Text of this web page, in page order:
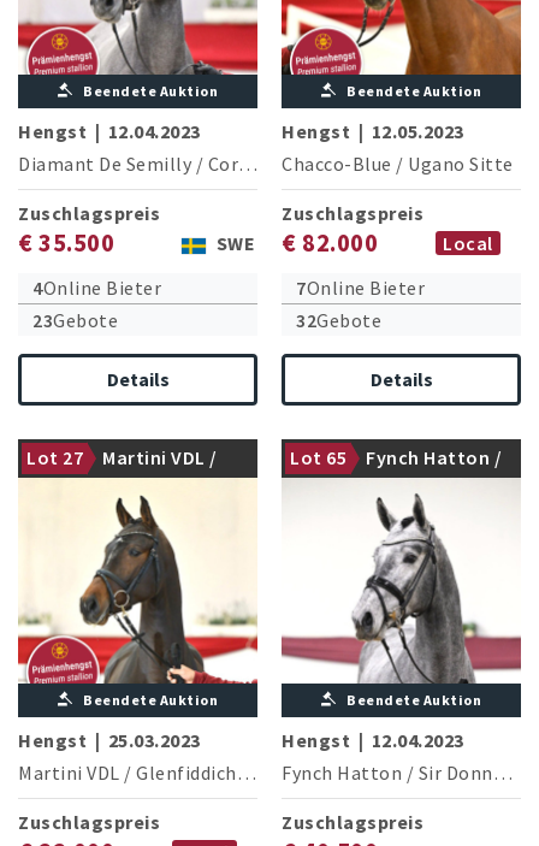
Beendete Auktion
Hengst | 12.04.2023
Diamant De Semilly / Cornet Obolensky (Windows v.h.Costersv.)
Zuschlagspreis
€ 35.500
SWE
4Online Bieter
23Gebote
Details
Beendete Auktion
Hengst | 12.05.2023
Chacco-Blue / Ugano Sitte
Zuschlagspreis
€ 82.000
Local
7Online Bieter
32Gebote
Details
Lot 27
Martini VDL /
Glenfiddich VDL
Prämienhengst
Beendete Auktion
Hengst | 25.03.2023
Martini VDL / Glenfiddich VDL
Zuschlagspreis
Lot 65
Fynch Hatton /
Sir Donnerhall I
gekört
Beendete Auktion
Hengst | 12.04.2023
Fynch Hatton / Sir Donnerhall I
Zuschlagspreis